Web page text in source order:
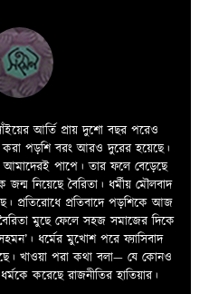
আর্তি প্রায় দুশো বছর পরেও
করা পড়শি বরং আরও দুরের হয়েছে।
আমাদেরই পাপে। তার ফলে বেড়েছে
নিয়েছে বৈরিতা। ধর্মীয় মৌলবাদ
প্রতিরোধে প্রতিবাদে পড়শিকে আজ
মুছে ফেলে সহজ সমাজের দিকে
ধর্মের মুখোশ পরে ফ্যাসিবাদ
খাওয়া পরা কথা বলা—­­ যে কোনও
করেছে রাজনীতির হাতিয়ার।